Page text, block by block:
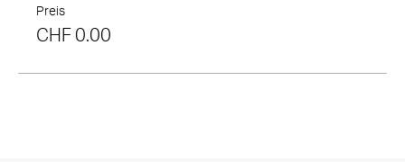
Preis
CHF 0.00